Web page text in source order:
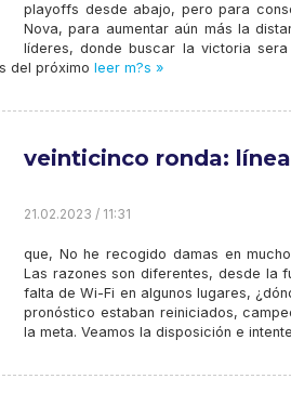
playoffs desde abajo, pero para
Nova, para aumentar aún más la
líderes, donde buscar la victoria
del próximo leer m?s »
veinticinco ronda:
21.02.2023 / 11:31
que, No he recogido damas en
Las razones son diferentes, desde la
falta de Wi-Fi en algunos lugares,
pronóstico estaban reiniciados,
la meta. Veamos la disposición e